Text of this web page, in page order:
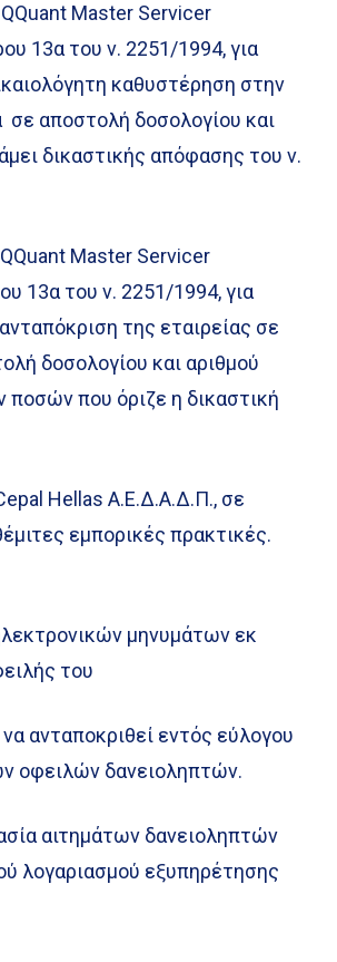
Master Servicer
13α του ν. 2251/1994, για
καθυστέρηση στην
αποστολή δοσολογίου και
δικαστικής απόφασης του ν.
Master Servicer
13α του ν. 2251/1994, για
της εταιρείας σε
δοσολογίου και αριθμού
που όριζε η δικαστική
Hellas A.E.Δ.Α.Δ.Π., σε
εμπορικές πρακτικές.
μηνυμάτων εκ
του
ανταποκριθεί εντός εύλογου
οφειλών δανειοληπτών.
αιτημάτων δανειοληπτών
λογαριασμού εξυπηρέτησης